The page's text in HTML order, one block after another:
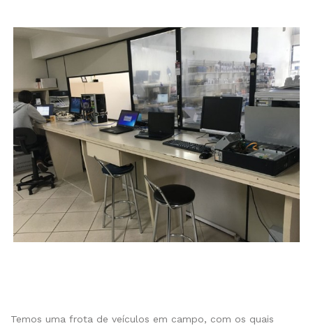
Temos uma frota de veículos em campo, com os quais